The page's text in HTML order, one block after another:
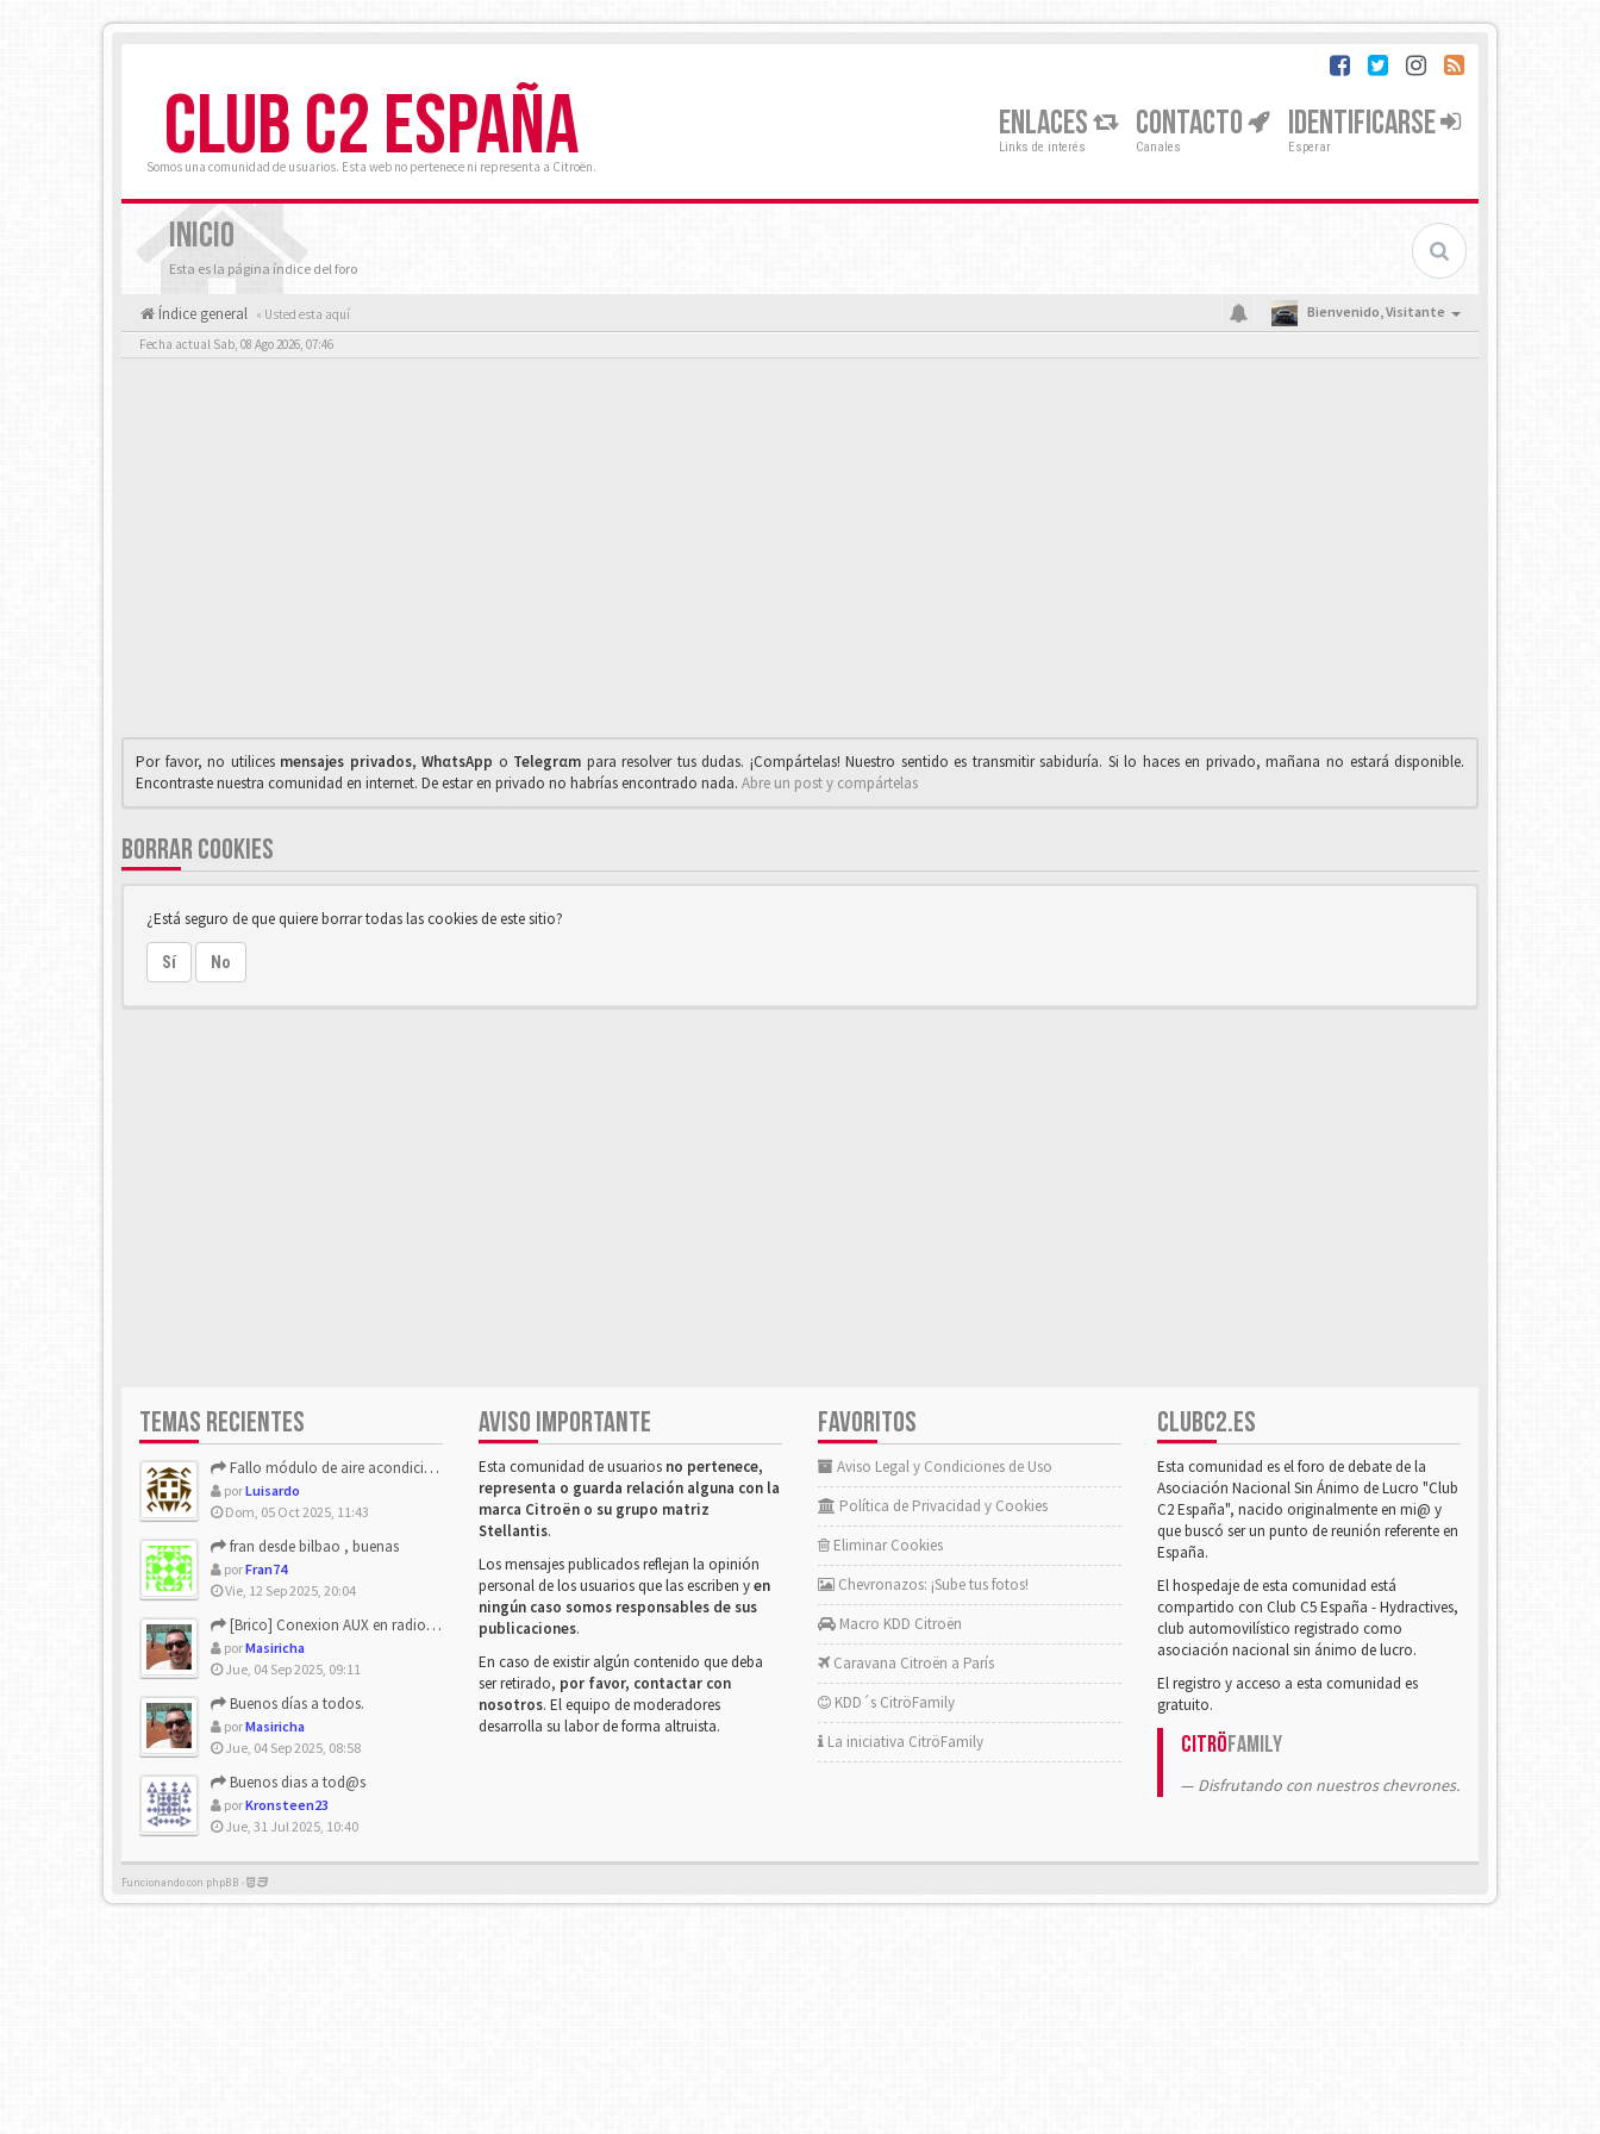
CLUB C2 ESPAÑA
Somos una comunidad de usuarios. Esta web no pertenece ni representa a Citroën.
ENLACES
Links de interés
CONTACTO
Canales
IDENTIFICARSE
Esperar
INICIO
Esta es la página índice del foro
Índice general « Usted esta aquí Bienvenido,Visitante
Fecha actual Sab, 08 Ago 2026, 07:46
Por favor, no utilices mensajes privados,WhαtsApp o Telegrαm para resolver tus dudas. ¡Compártelas! Nuestro sentido es transmitir sabiduría. Si lo haces en privado, mañana no estará disponible.
Encontraste nuestra comunidad en internet. De estar en privado no habrías encontrado nada. Abre un post y compártelas
BORRAR COOKIES
¿Está seguro de que quiere borrar todas las cookies de este sitio?
Sí No
TEMAS RECIENTES
Fallo módulo de aire acondicionado
porLuisardo
Dom, 05 Oct 2025, 11:43
fran desde bilbao , buenas
porFran74
Vie, 12 Sep 2025, 20:04
[Brico] Conexion AUX en radio de origen
porMasiricha
Jue, 04 Sep 2025, 09:11
Buenos días a todos.
porMasiricha
Jue, 04 Sep 2025, 08:58
Buenos dias a tod@s
porKronsteen23
Jue, 31 Jul 2025, 10:40
AVISO IMPORTANTE
Esta comunidad de usuarios no pertenece,
representa o guarda relación alguna con la
marca Citroën o su grupo matriz
Stellantis.
Los mensajes publicados reflejan la opinión
personal de los usuarios que las escriben yen
ningún caso somos responsables de sus
publicaciones.
En caso de existir algún contenido que deba
ser retirado, por favor, contactar con
nosotros. El equipo de moderadores
desarrolla su labor de forma altruista.
FAVORITOS
Aviso Legal y Condiciones de Uso
Política de Privacidad y Cookies
Eliminar Cookies
Chevronazos: ¡Sube tus fotos!
Macro KDD Citroën
Caravana Citroën a París
KDD´s CitröFamily
La iniciativa CitröFamily
CLUBC2.ES
Esta comunidad es el foro de debate de la
Asociación Nacional Sin Ánimo de Lucro "Club
C2 España", nacido originalmente en mi@ y
que buscó ser un punto de reunión referente en
España.
El hospedaje de esta comunidad está
compartido con Club C5 España - Hydractives,
club automovilístico registrado como
asociación nacional sin ánimo de lucro.
El registro y acceso a esta comunidad es
gratuito.
CitröFamily
Disfrutando con nuestros chevrones.
Funcionando con phpBB -